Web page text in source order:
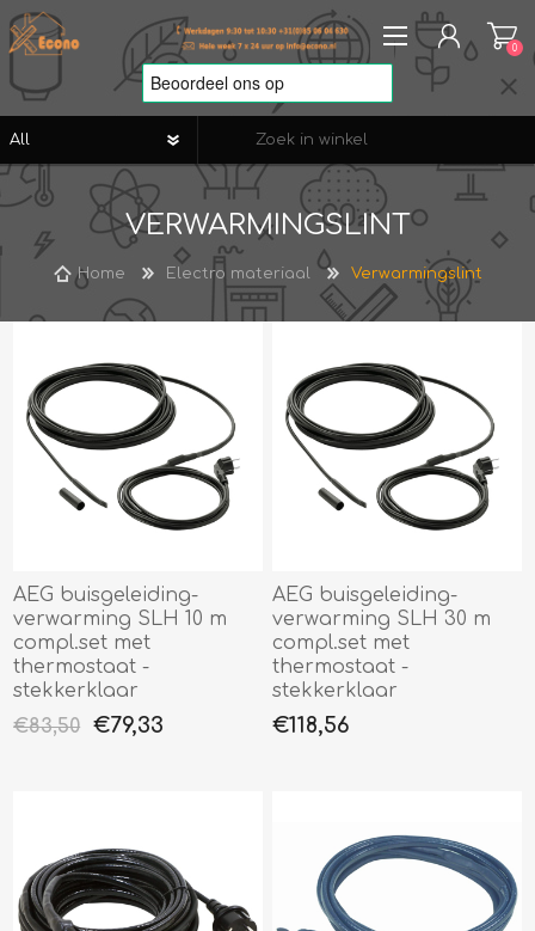
REGISTREREN
AANMELDEN
VERLANGLIJST
0
0
VERWARMINGSLINT
Home Electro materiaal Verwarmingslint
AEG buisgeleiding-
verwarming SLH 10 m
compl.set met
thermostaat -
stekkerklaar
€83,50
€79,33
AEG buisgeleiding-
verwarming SLH 30 m
compl.set met
thermostaat -
stekkerklaar
€118,56